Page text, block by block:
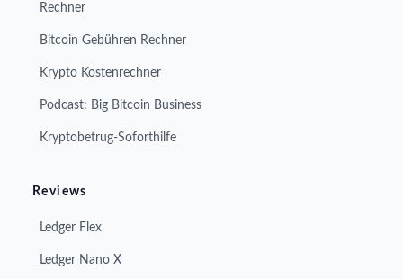
Rechner
Bitcoin Gebühren Rechner
Krypto Kostenrechner
Podcast: Big Bitcoin Business
Kryptobetrug-Soforthilfe
Reviews
Ledger Flex
Ledger Nano X